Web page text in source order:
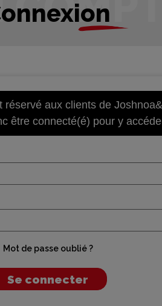
réservé aux clients de
être connecté(é) pour y
Mot de passe oublié ?
Se connecter